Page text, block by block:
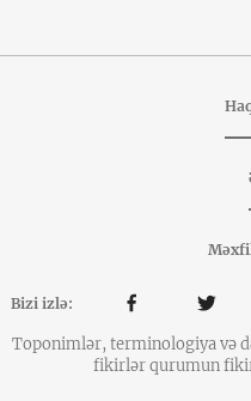
Bizi izlə:
Toponimlər, terminologiya və
fikirlər qurumun